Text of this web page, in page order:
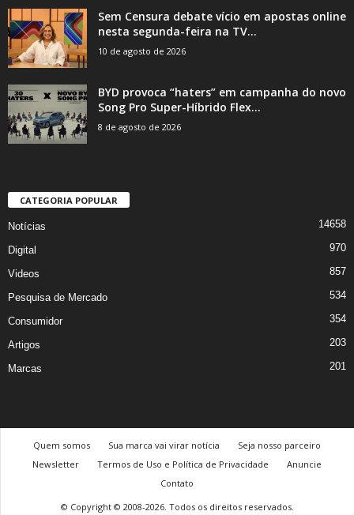
Sem Censura debate vício em apostas online
nesta segunda-feira na TV...
10 de agosto de 2026
BYD provoca “haters” em campanha do novo
Song Pro Super-Híbrido Flex...
8 de agosto de 2026
CATEGORIA POPULAR
Notícias 14658
Digital 970
Videos 857
Pesquisa de Mercado 534
Consumidor 354
Artigos 203
Marcas 201
Quem somos Sua marca vai virar notícia
Seja nosso parceiro
Newsletter
Termos de Uso e Política de Privacidade
Anuncie
Contato
© Copyright © 2008-2026. Todos os direitos reservados.